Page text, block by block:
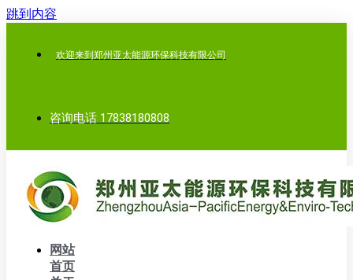
跳到内容
欢迎来到郑州亚太能源环保科技有限公司
咨询电话 17838180808
网站
首页